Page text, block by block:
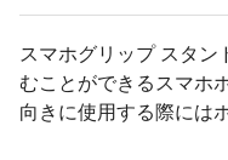
スマホグリップ スタン
むことができるスマホ
向きに使用する際には